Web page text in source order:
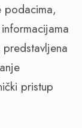
podacima,
pristup